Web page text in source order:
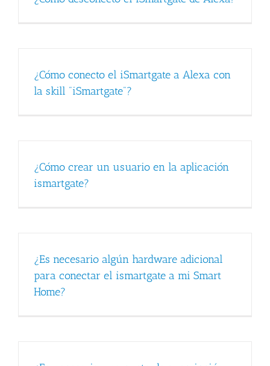
¿Cómo conecto el iSmartgate a Alexa con
la skill "iSmartgate"?
¿Cómo crear un usuario en la aplicación
ismartgate?
¿Es necesario algún hardware adicional
para conectar el ismartgate a mi Smart
Home?